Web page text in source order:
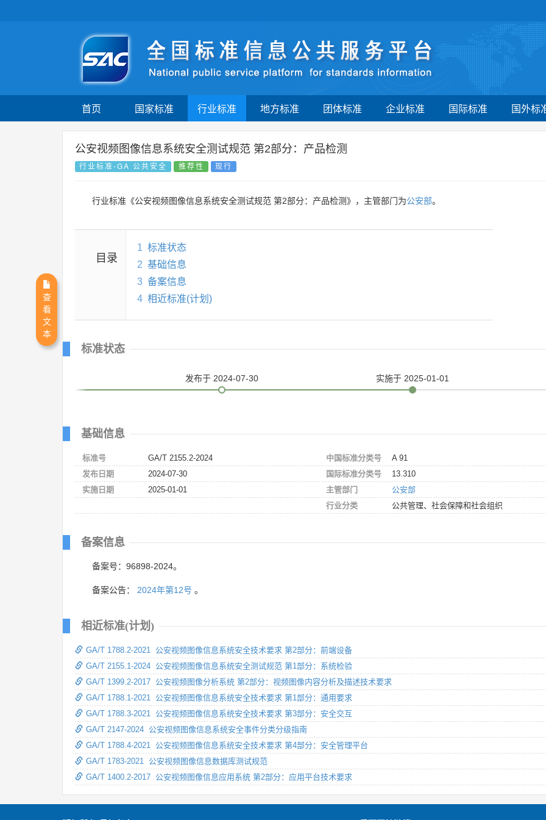
首页 国家标准 行业标准 地方标准 团体标准 企业标准 国际标准 国外标
公安视频图像信息系统安全测试规范 第2部分：产品检测
行业标准-GA 公共安全 推荐性 现行
行业标准《公安视频图像信息系统安全测试规范 第2部分：产品检测》，主管部门为公安部。
目录
1 标准状态
2 基础信息
3 备案信息
4 相近标准(计划)
标准状态
发布于 2024-07-30 实施于 2025-01-01
基础信息
标准号
GA/T 2155.2-2024
发布日期
2024-07-30
实施日期
2025-01-01
中国标准分类号
A 91
国际标准分类号
13.310
主管部门
公安部
行业分类
公共管理、社会保障和社会组织
备案信息
备案号：96898-2024。
备案公告： 2024年第12号 。
相近标准(计划)
GA/T 1788.2-2021 公安视频图像信息系统安全技术要求 第2部分：前端设备
GA/T 2155.1-2024 公安视频图像信息系统安全测试规范 第1部分：系统检验
GA/T 1399.2-2017 公安视频图像分析系统 第2部分：视频图像内容分析及描述技术要求
GA/T 1788.1-2021 公安视频图像信息系统安全技术要求 第1部分：通用要求
GA/T 1788.3-2021 公安视频图像信息系统安全技术要求 第3部分：安全交互
GA/T 2147-2024 公安视频图像信息系统安全事件分类分级指南
GA/T 1788.4-2021 公安视频图像信息系统安全技术要求 第4部分：安全管理平台
GA/T 1783-2021 公安视频图像信息数据库测试规范
GA/T 1400.2-2017 公安视频图像信息应用系统 第2部分：应用平台技术要求
查
看
文
本